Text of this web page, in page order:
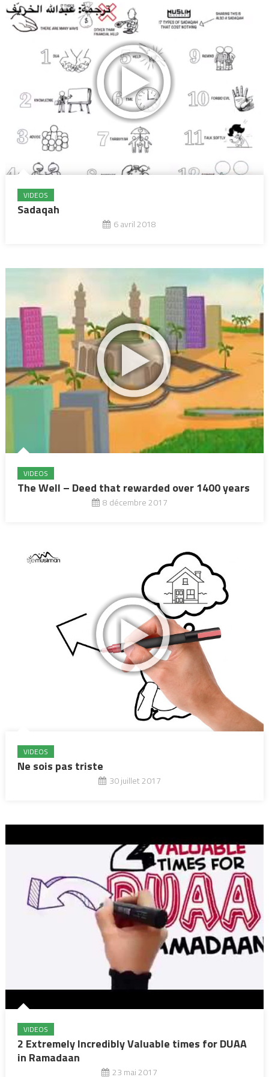
VIDEOS
Sadaqah
6 avril 2018
VIDEOS
The Well – Deed that rewarded over 1400 years
8 décembre 2017
VIDEOS
Ne sois pas triste
30 juillet 2017
VIDEOS
2 Extremely Incredibly Valuable times for DUAA
in Ramadaan
23 mai 2017